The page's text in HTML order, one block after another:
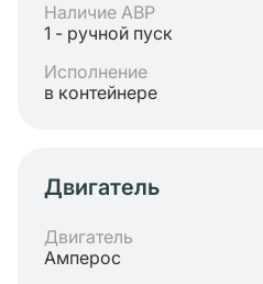
Наличие АВР
1 - ручной пуск
Исполнение
в контейнере
Двигатель
Двигатель
Амперос